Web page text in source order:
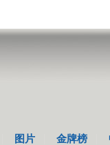
图片 金牌榜